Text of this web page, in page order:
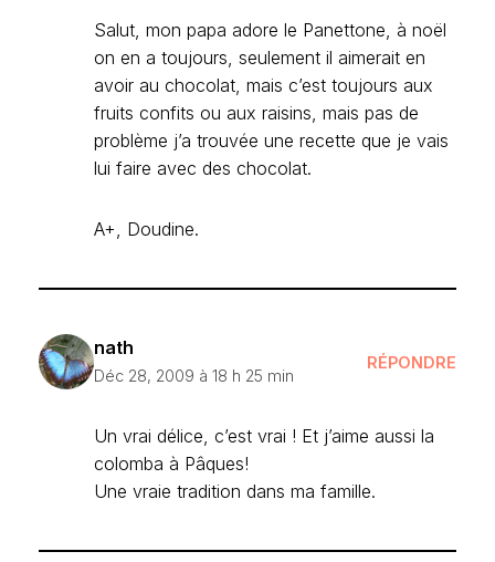
Salut, mon papa adore le Panettone, à noël
on en a toujours, seulement il aimerait en
avoir au chocolat, mais c’est toujours aux
fruits confits ou aux raisins, mais pas de
problème j’a trouvée une recette que je vais
lui faire avec des chocolat.
A+, Doudine.
nath
Déc 28, 2009 à 18 h 25 min
RÉPONDRE
Un vrai délice, c’est vrai ! Et j’aime aussi la
colomba à Pâques!
Une vraie tradition dans ma famille.